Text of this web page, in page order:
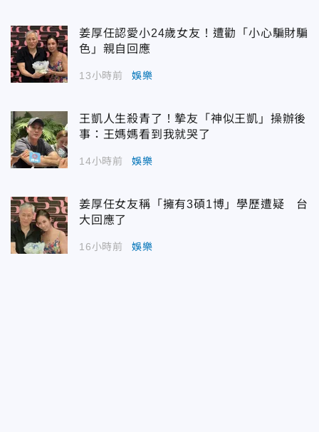
姜厚任認愛小24歲女友！遭勸「小心騙財騙
色」親自回應
13小時前 娛樂
王凱人生殺青了！摯友「神似王凱」操辦後
事：王媽媽看到我就哭了
14小時前 娛樂
姜厚任女友稱「擁有3碩1博」學歷遭疑 台
大回應了
16小時前 娛樂